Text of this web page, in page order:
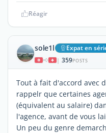
Réagir
sole1l Expat en
| 359POSTS
Tout à fait d'accord avec
rappelr que certaines
(équivalent au salaire)
l'agence, avant de vous
Un peu du genre